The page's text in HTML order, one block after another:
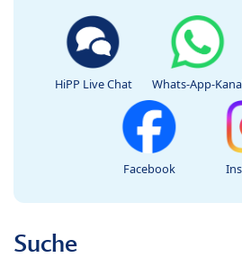
HiPP Live Chat Whats-App-
Facebook
Suche